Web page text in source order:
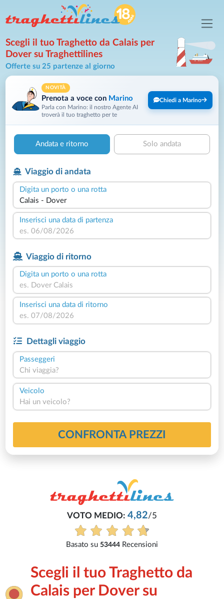
Scegli il tuo Traghetto da Calais per
Dover su Traghettilines
Offerte su 25 partenze al giorno
NOVITÀ
Prenota a voce con Marino
Parla con Marino: il nostro Agente AI
troverà il tuo traghetto per te
Chiedi a Marino
Andata e ritorno Solo andata
Viaggio di andata
Digita un porto o una rotta
Inserisci una data di partenza
Viaggio di ritorno
Digita un porto o una rotta
Inserisci una data di ritorno
Dettagli viaggio
Passeggeri
Chi viaggia?
Veicolo
Hai un veicolo?
CONFRONTA PREZZI
VOTO MEDIO:4,82 /5
53444Recensioni
Scegli il tuo Traghetto da
Calais per Dover su